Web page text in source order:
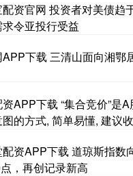
资官网 投资者对美债趋
令亚投行受益
下载 三清山面向湘鄂
APP下载 “集合竞价”是
的方式, 简单易懂, 建议
资APP下载 道琼斯指数
，再创记录新高